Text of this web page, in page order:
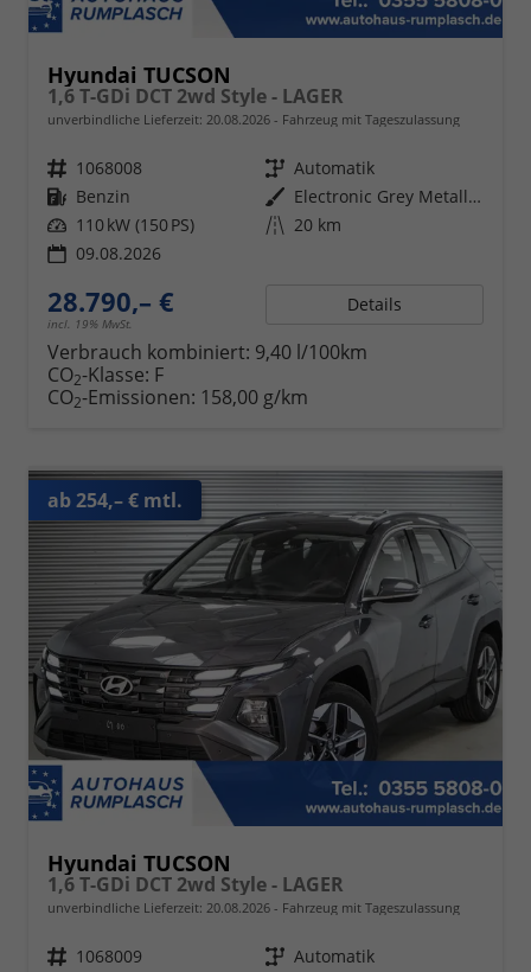
Hyundai TUCSON
1,6 T-GDi DCT 2wd Style - LAGER
unverbindliche Lieferzeit: 20.08.2026 Fahrzeug mit Tageszulassung
Fahrzeugnr. 1068008 Getriebe Automatik
Kraftstoff Benzin Außenfarbe
Electronic Grey Metallic ()
Leistung 110 kW (150 PS) Kilometerstand 20 km
09.08.2026
28.790,– €
incl. 19% MwSt.
Details
Verbrauch kombiniert: 9,40 l/100km
CO2-Klasse: F
CO2-Emissionen: 158,00 g/km
ab 254,– € mtl.
Hyundai TUCSON
1,6 T-GDi DCT 2wd Style - LAGER
unverbindliche Lieferzeit: 20.08.2026 Fahrzeug mit Tageszulassung
Fahrzeugnr. 1068009 Getriebe Automatik